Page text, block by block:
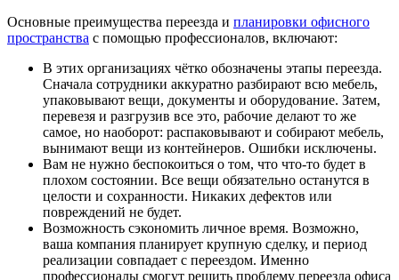
Основные преимущества переезда и планировки офисного
пространства с помощью профессионалов, включают:
В этих организациях чётко обозначены этапы переезда.
Сначала сотрудники аккуратно разбирают всю мебель,
упаковывают вещи, документы и оборудование. Затем,
перевезя и разгрузив все это, рабочие делают то же
самое, но наоборот: распаковывают и собирают мебель,
вынимают вещи из контейнеров. Ошибки исключены.
Вам не нужно беспокоиться о том, что что-то будет в
плохом состоянии. Все вещи обязательно останутся в
целости и сохранности. Никаких дефектов или
повреждений не будет.
Возможность сэкономить личное время. Возможно,
ваша компания планирует крупную сделку, и период
реализации совпадает с переездом. Именно
профессионалы смогут решить проблему переезда офиса